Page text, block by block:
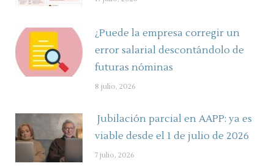
¿Puede la empresa corregir un
error salarial descontándolo de
futuras nóminas
8 julio, 2026
Jubilación parcial en AAPP: ya es
viable desde el 1 de julio de 2026
7 julio, 2026